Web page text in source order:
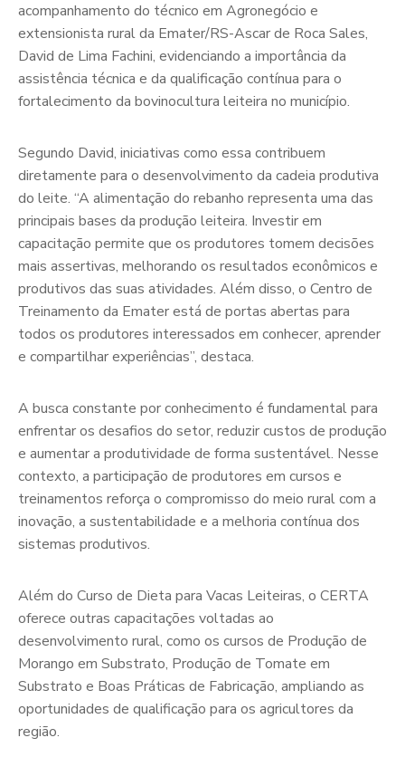
acompanhamento do técnico em Agronegócio e
extensionista rural da Emater/RS-Ascar de Roca Sales,
David de Lima Fachini, evidenciando a importância da
assistência técnica e da qualificação contínua para o
fortalecimento da bovinocultura leiteira no município.
Segundo David, iniciativas como essa contribuem
diretamente para o desenvolvimento da cadeia produtiva
do leite. “A alimentação do rebanho representa uma das
principais bases da produção leiteira. Investir em
capacitação permite que os produtores tomem decisões
mais assertivas, melhorando os resultados econômicos e
produtivos das suas atividades. Além disso, o Centro de
Treinamento da Emater está de portas abertas para
todos os produtores interessados em conhecer, aprender
e compartilhar experiências”, destaca.
A busca constante por conhecimento é fundamental para
enfrentar os desafios do setor, reduzir custos de produção
e aumentar a produtividade de forma sustentável. Nesse
contexto, a participação de produtores em cursos e
treinamentos reforça o compromisso do meio rural com a
inovação, a sustentabilidade e a melhoria contínua dos
sistemas produtivos.
Além do Curso de Dieta para Vacas Leiteiras, o CERTA
oferece outras capacitações voltadas ao
desenvolvimento rural, como os cursos de Produção de
Morango em Substrato, Produção de Tomate em
Substrato e Boas Práticas de Fabricação, ampliando as
oportunidades de qualificação para os agricultores da
região.